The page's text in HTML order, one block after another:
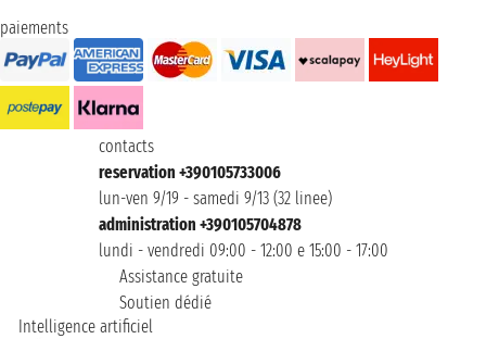
paiements
contacts
reservation +390105733006
lun-ven 9/19 - samedi 9/13 (32 linee)
administration +390105704878
lundi - vendredi 09:00 - 12:00 e 15:00 - 17:00
Assistance gratuite
Soutien dédié
Intelligence artificiel